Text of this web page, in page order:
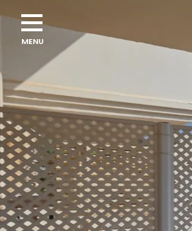
Navigation
menu